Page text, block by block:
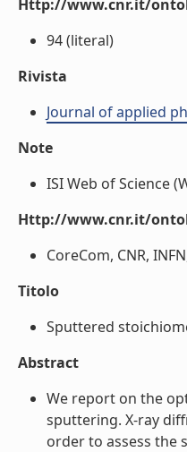
Http://www.cnr.it/
94 (literal)
Rivista
Journal of applied
Note
ISI Web of Science
Http://www.cnr.it/
CoreCom, CNR,
Titolo
Sputtered
Abstract
We report on the
sputtering. X-ray
order to assess the